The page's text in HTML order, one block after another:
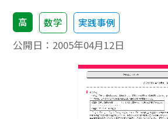
高 数学 実践事例
公開日： 2005年04月12日